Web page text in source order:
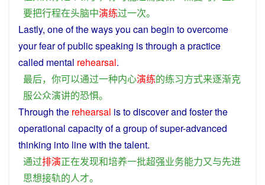
要把行程在头脑中演练过一次。
Lastly, one of thewaysyou can begin toovercome
yourfearofpublicspeaking isthrough apractice
called mental rehearsal.
最后， 你可以通过一种内心演练的练习方式来逐渐克
服公众演讲的恐惧。
Through the rehearsal istodiscoverand fosterthe
operational capacityof a group of super-advanced
thinking into linewith thetalent.
通过排演正在发现和培养一批超强业务能力又与先进
思想接轨的人才。